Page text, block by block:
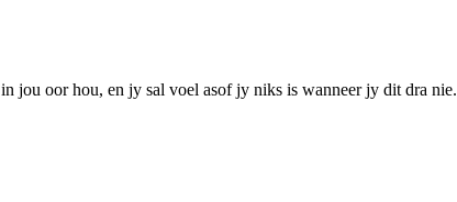
jou oor hou, en jy sal voel asof jy niks is wanneer jy dit dra nie.